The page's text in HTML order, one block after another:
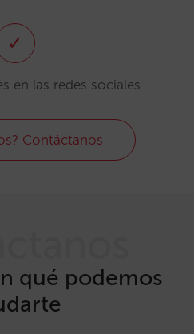
✓
en las redes sociales
Contáctanos
qué podemos